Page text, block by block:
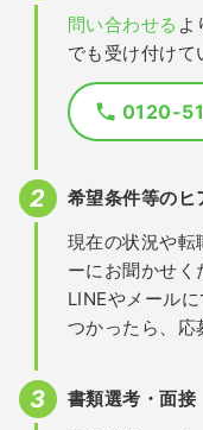
問い合わせる よ
でも受け付けて
0120-
希望条件等のヒ
現在の状況や転
ーにお聞かせく
LINEやメール
つかったら、応
書類選考・面接